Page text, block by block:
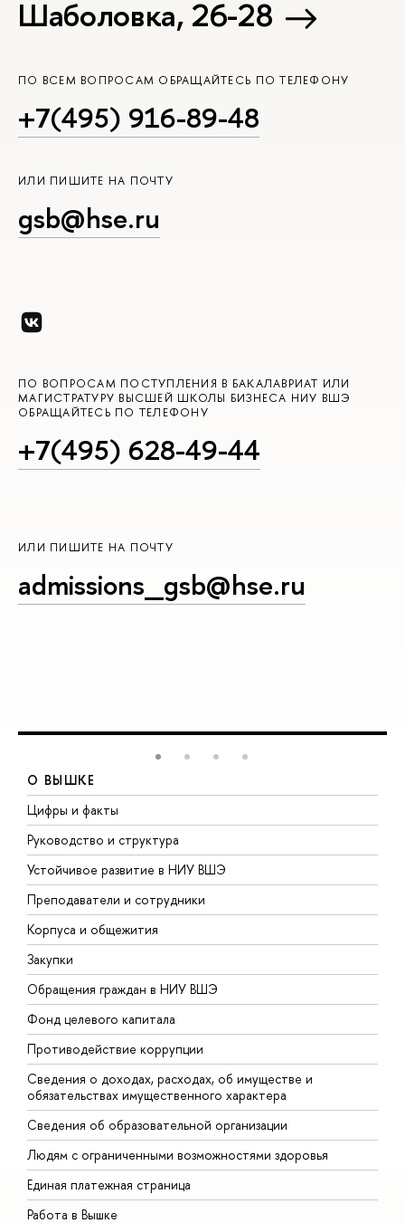
Шаболовка, 26-28
ПО ВСЕМ ВОПРОСАМ ОБРАЩАЙТЕСЬ ПО ТЕЛЕФОНУ
+7(495) 916-89-48
ИЛИ ПИШИТЕ НА ПОЧТУ
gsb@hse.ru
ПО ВОПРОСАМ ПОСТУПЛЕНИЯ В БАКАЛАВРИАТ ИЛИ
МАГИСТРАТУРУ ВЫСШЕЙ ШКОЛЫ БИЗНЕСА НИУ ВШЭ
ОБРАЩАЙТЕСЬ ПО ТЕЛЕФОНУ
+7(495) 628-49-44
ИЛИ ПИШИТЕ НА ПОЧТУ
admissions_gsb@hse.ru
О ВЫШКЕ
Цифры и факты
Руководство и структура
Устойчивое развитие в НИУ ВШЭ
Преподаватели и сотрудники
Корпуса и общежития
Закупки
Обращения граждан в НИУ ВШЭ
Фонд целевого капитала
Противодействие коррупции
Сведения о доходах, расходах, об имуществе и
обязательствах имущественного характера
Сведения об образовательной организации
Людям с ограниченными возможностями здоровья
Единая платежная страница
Работа в Вышке